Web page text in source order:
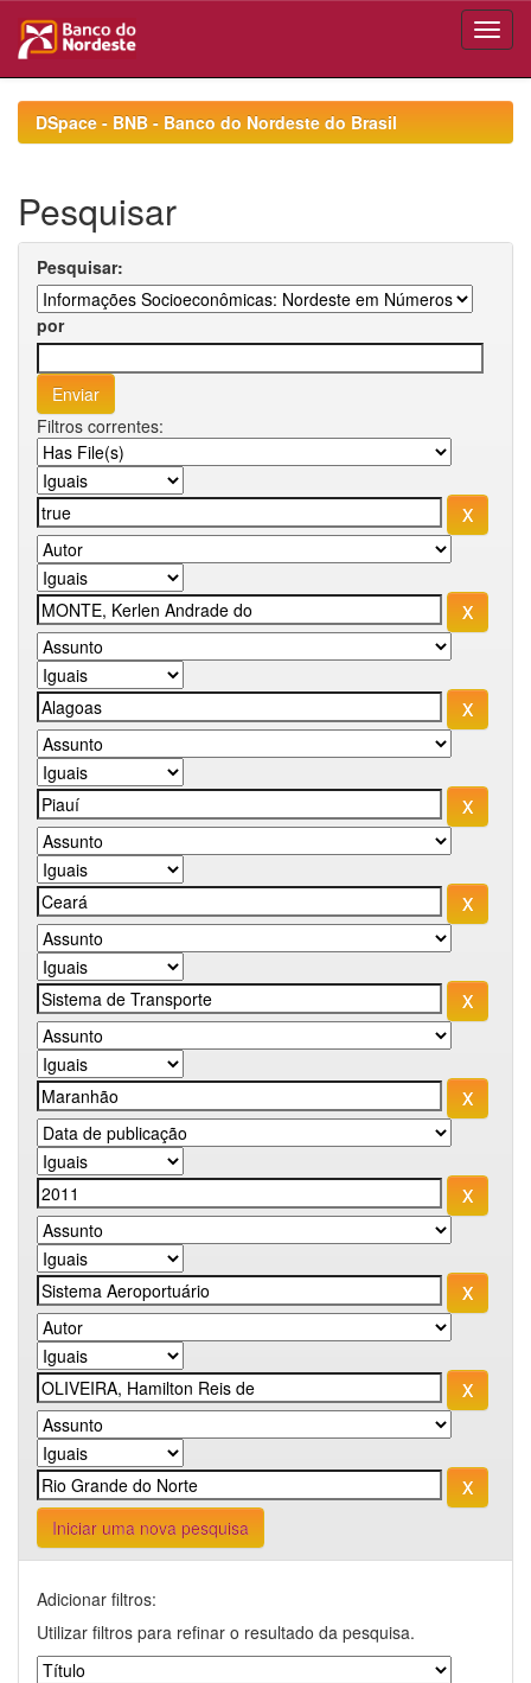
navigationDSpace - BNB - Banco do Nordeste do Brasil
Pesquisar
Pesquisar:
por
Filtros correntes:
Iniciar uma nova pesquisa
Adicionar filtros:
Utilizar filtros para refinar o resultado da pesquisa.